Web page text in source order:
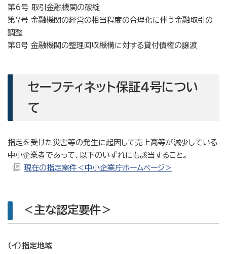
第6号 取引金融機関の破綻
第7号 金融機関の経営の相当程度の合理化に伴う金融取引の
調整
第8号 金融機関の整理回収機構に対する貸付債権の譲渡
セーフティネット保証4号につい
て
指定を受けた災害等の発生に起因して売上高等が減少している
中小企業者であって、以下のいずれにも該当すること。
現在の指定案件＜中小企業庁ホームページ＞
＜主な認定要件＞
（イ）指定地域